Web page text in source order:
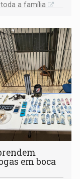
a família
em boca